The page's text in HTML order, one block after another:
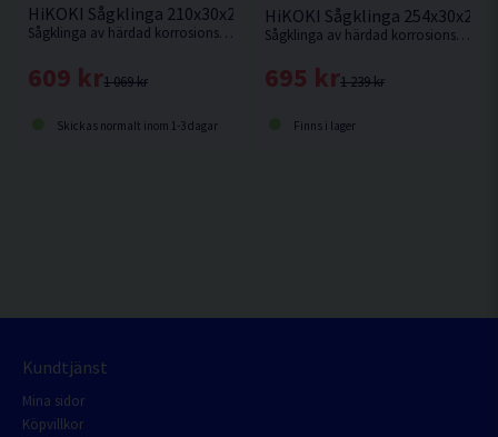
HiKOKI Sågklinga 210x30x2,4mm 30T
Sågklinga av härdad korrosionsbeständigt stål för sågning i hårt och mjukt trä.
1 069 kr
609 kr
Skickas normalt inom 1-3 dagar
HiKOKI Sågklinga
Sågklinga av härdad korrosionsbeständigt stål för kapning i hårt och mjukt trä.
1 239 kr
695 kr
Finns i lager
Kundtjänst
Mina sidor
Köpvillkor